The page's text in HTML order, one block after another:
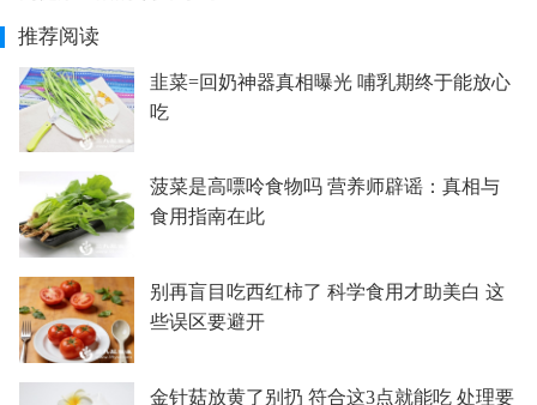
推荐阅读
韭菜=回奶神器真相曝光 哺乳期终于能放心
吃
菠菜是高嘌呤食物吗 营养师辟谣：真相与
食用指南在此
别再盲目吃西红柿了 科学食用才助美白 这
些误区要避开
金针菇放黄了别扔 符合这3点就能吃 处理要